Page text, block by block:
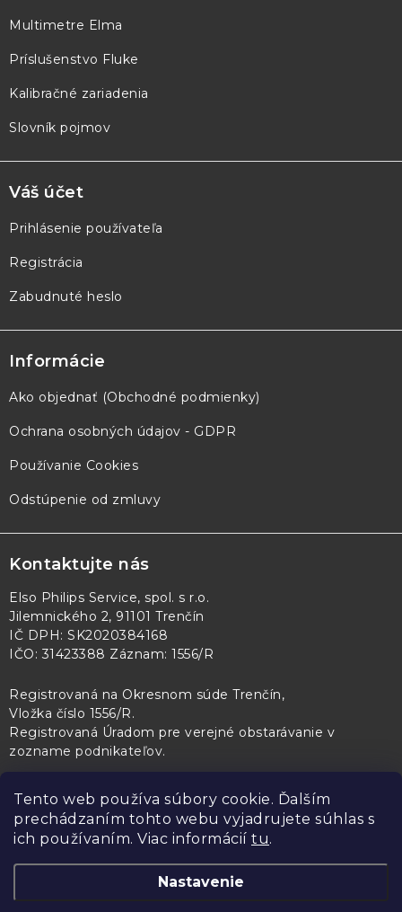
Tento web používa súbory cookie. Ďalším
prechádzaním tohto webu vyjadrujete súhlas s
ich používaním. Viac informácií tu.
Nastavenie
e
Multimetre Elma
Príslušenstvo Fluke
Kalibračné zariadenia
Slovník pojmov
Váš účet
Prihlásenie používateľa
Registrácia
Zabudnuté heslo
Informácie
Ako objednať (Obchodné podmienky)
Ochrana osobných údajov - GDPR
Používanie Cookies
Odstúpenie od zmluvy
Kontaktujte nás
Elso Philips Service, spol. s r.o.
Jilemnického 2, 91101 Trenčín
IČ DPH: SK2020384168
IČO: 31423388 Záznam: 1556/R
Registrovaná na Okresnom súde Trenčín,
Vložka číslo 1556/R.
Registrovaná Úradom pre verejné obstarávanie v
zozname podnikateľov.
PL Servis Kontroltech Technický skúšobný ústav Piešťany